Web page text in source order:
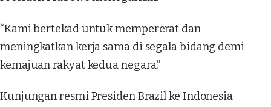
“Kami bertekad untuk mempererat dan
meningkatkan kerja sama di segala bidang demi
kemajuan rakyat kedua negara,”
Kunjungan resmi Presiden Brazil ke Indonesia